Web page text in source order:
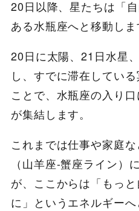
20日以降、星たちは「
ある水瓶座へと移動しま
20日に太陽、21日水星
し、すでに滞在してい
ことで、水瓶座の入り
が集結します。
これまでは仕事や家庭
（山羊座-蟹座ライン）
が、ここからは「もっ
に」というエネルギー